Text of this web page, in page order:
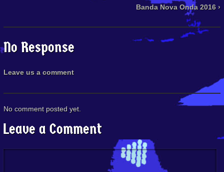
Banda Nova Onda 2016 ›
No Response
Leave us a comment
No comment posted yet.
Leave a Comment